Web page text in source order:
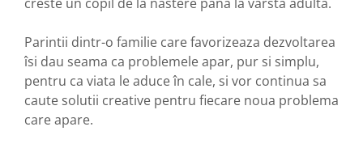
Parintii dintr-o familie care favorizeaza dezvoltarea
îsi dau seama ca problemele apar, pur si simplu,
pentru ca viata le aduce în cale, si vor continua sa
caute solutii creative pentru fiecare noua problema
care apare.